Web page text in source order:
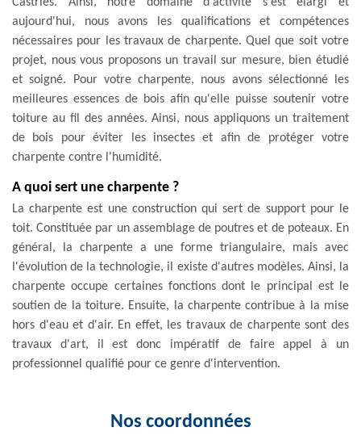
aujourd'hui, nous avons les qualifications et compétences
nécessaires pour les travaux de charpente. Quel que soit votre
projet, nous vous proposons un travail sur mesure, bien étudié
et soigné. Pour votre charpente, nous avons sélectionné les
meilleures essences de bois afin qu'elle puisse soutenir votre
toiture au fil des années. Ainsi, nous appliquons un traitement
de bois pour éviter les insectes et afin de protéger votre
charpente contre l'humidité.
A quoi sert une charpente ?
La charpente est une construction qui sert de support pour le
toit. Constituée par un assemblage de poutres et de poteaux. En
général, la charpente a une forme triangulaire, mais avec
l'évolution de la technologie, il existe d'autres modèles. Ainsi, la
charpente occupe certaines fonctions dont le principal est le
soutien de la toiture. Ensuite, la charpente contribue à la mise
hors d'eau et d'air. En effet, les travaux de charpente sont des
travaux d'art, il est donc impératif de faire appel à un
professionnel qualifié pour ce genre d'intervention.
Nos coordonnées